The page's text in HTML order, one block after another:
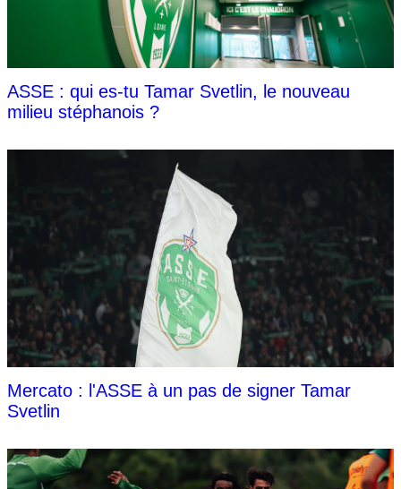
ASSE : qui es-tu Tamar Svetlin, le nouveau
milieu stéphanois ?
Mercato : l'ASSE à un pas de signer Tamar
Svetlin